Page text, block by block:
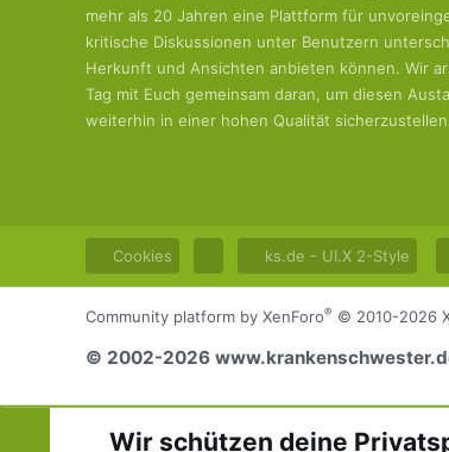
mehr als 20 Jahren eine Plattform für
kritische Diskussionen unter Benutzern
Herkunft und Ansichten anbieten können. Wir
Tag mit Euch gemeinsam daran, um diesen
weiterhin in einer hohen Qualität
Cookies ks.de - UI.X 2-Style
Community platform by XenForo® © 2010-2026
© 2002-2026
Wir schützen deine